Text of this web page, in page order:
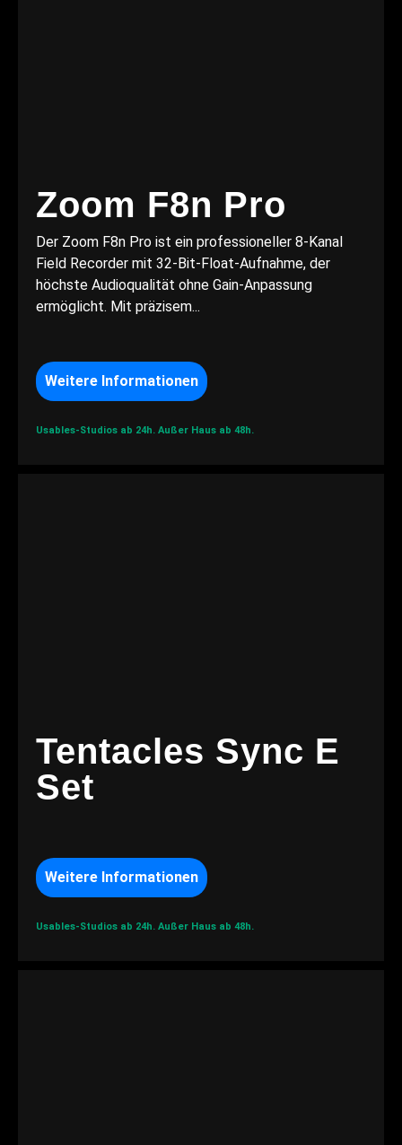
Zoom F8n Pro
Der Zoom F8n Pro ist ein professioneller 8-Kanal
Field Recorder mit 32-Bit-Float-Aufnahme, der
höchste Audioqualität ohne Gain-Anpassung
ermöglicht. Mit präzisem...
Weitere Informationen
Usables-Studios ab 24h. Außer Haus ab 48h.
Tentacles Sync E
Set
Weitere Informationen
Usables-Studios ab 24h. Außer Haus ab 48h.